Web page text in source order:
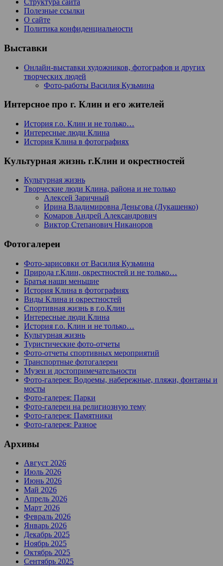
Структура сайта
Полезные ссылки
О сайте
Политика конфиденциальности
Выставки
Онлайн-выставки художников, фотографов и других
творческих людей
Фото-работы Василия Кузьмина
Интерсное про г. Клин и его жителей
История г.о. Клин и не только…
Интересные люди Клина
История Клина в фотографиях
Культурная жизнь г.Клин и окрестностей
Культурная жизнь
Творческие люди Клина, района и не только
Алексей Заричный
Ирина Владимировна Деньгова (Лукашенко)
Комаров Андрей Александрович
Виктор Степанович Никаноров
Фотогалереи
Фото-зарисовки от Василия Кузьмина
Природа г.Клин, окрестностей и не только…
Братья наши меньшие
История Клина в фотографиях
Виды Клина и окрестностей
Спортивная жизнь в г.о.Клин
Интересные люди Клина
История г.о. Клин и не только…
Культурная жизнь
Туристические фото-отчеты
Фото-отчеты спортивных мероприятий
Транспортные фотогалереи
Музеи и достопримечательности
Фото-галерея: Водоемы, набережные, пляжи, фонтаны и
мосты
Фото-галерея: Парки
Фото-галереи на религиозную тему
Фото-галерея: Памятники
Фото-галерея: Разное
Архивы
Август 2026
Июль 2026
Июнь 2026
Май 2026
Апрель 2026
Март 2026
Февраль 2026
Январь 2026
Декабрь 2025
Ноябрь 2025
Октябрь 2025
Сентябрь 2025